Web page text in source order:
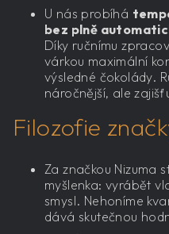
U nás probíhá
bez plně
Díky ručnímu
várkou maximální
výsledné čokolády.
náročnější, ale
Filozofie
Za značkou Nizuma
myšlenka: vyrábět
smysl. Nehoníme
dává skutečnou